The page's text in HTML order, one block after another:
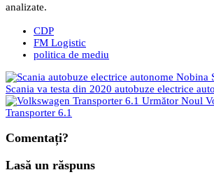
analizate.
CDP
FM Logistic
politica de mediu
Scania va testa din 2020 autobuze electrice
Următor Noul
Transporter 6.1
Comentați?
Lasă un răspuns